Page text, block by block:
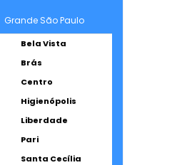
Grande São Paulo
Bela Vista
Brás
Centro
Higienópolis
Liberdade
Pari
Santa Cecília